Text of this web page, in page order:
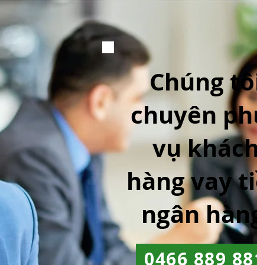
Chúng
chuyên
vụ
hàng vay
ngân
0466 889